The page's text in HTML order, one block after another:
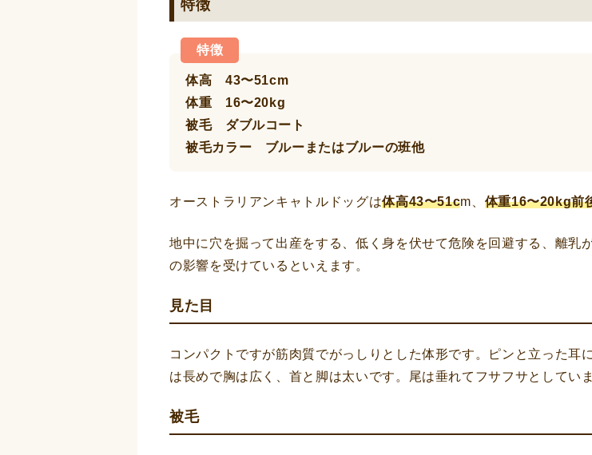
特徴
特徴
体高 43〜51cm
体重 16〜20kg
被毛 ダブルコート
被毛カラー ブルーまたはブルーの班他
オーストラリアンキャトルドッグは体高43〜51cm、 体重16〜20kg前
地中に穴を掘って出産をする、低く身を伏せて危険を回避する、離乳
の影響を受けているといえます。
見た目
コンパクトですが筋肉質でがっしりとした体形です。ピンと立った耳
は長めで胸は広く、首と脚は太いです。尾は垂れてフサフサとしていま
被毛